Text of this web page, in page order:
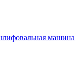
машина